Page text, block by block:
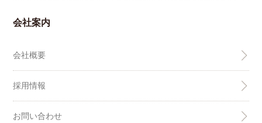
会社案内
会社概要
採用情報
お問い合わせ